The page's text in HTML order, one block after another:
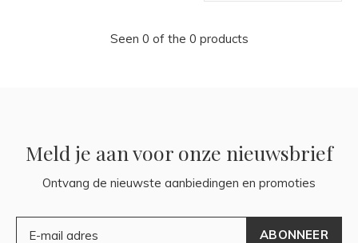
Seen 0 of the 0 products
Meld je aan voor onze nieuwsbrief
Ontvang de nieuwste aanbiedingen en promoties
ABONNEER